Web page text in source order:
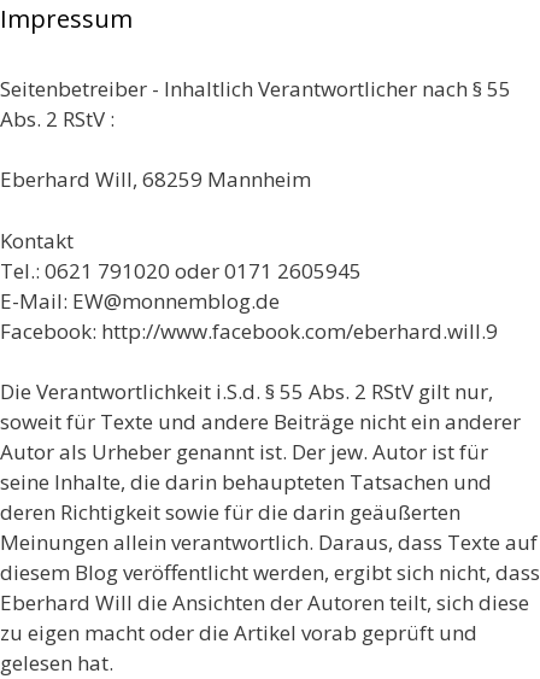
Impressum
Seitenbetreiber - Inhaltlich Verantwortlicher nach § 55
Abs. 2 RStV :
Eberhard Will, 68259 Mannheim
Kontakt
Tel.: 0621 791020 oder 0171 2605945
E-Mail: EW@monnemblog.de
Facebook: http://www.facebook.com/eberhard.will.9
Die Verantwortlichkeit i.S.d. § 55 Abs. 2 RStV gilt nur,
soweit für Texte und andere Beiträge nicht ein anderer
Autor als Urheber genannt ist. Der jew. Autor ist für
seine Inhalte, die darin behaupteten Tatsachen und
deren Richtigkeit sowie für die darin geäußerten
Meinungen allein verantwortlich. Daraus, dass Texte auf
diesem Blog veröffentlicht werden, ergibt sich nicht, dass
Eberhard Will die Ansichten der Autoren teilt, sich diese
zu eigen macht oder die Artikel vorab geprüft und
gelesen hat.